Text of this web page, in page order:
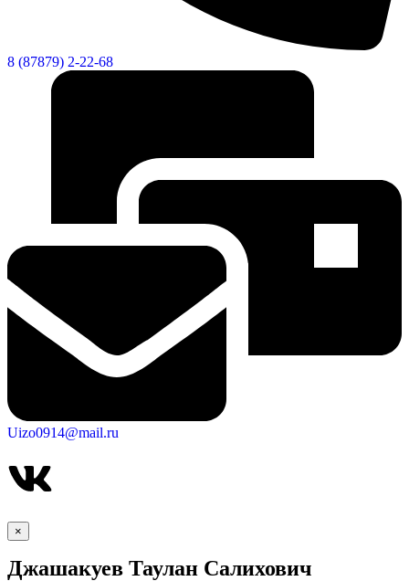
КСП КГО
8 (87879) 2-22-68
Uizo0914@mail.ru
×
Джашакуев Таулан Салихович